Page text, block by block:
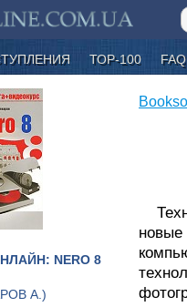
ТОР-100 FAQ
NERO 8
А. )